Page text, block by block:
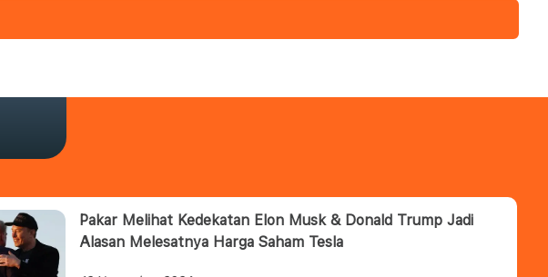
Pakar Melihat Kedekatan Elon Musk & Donald Trump Jadi
Alasan Melesatnya Harga Saham Tesla